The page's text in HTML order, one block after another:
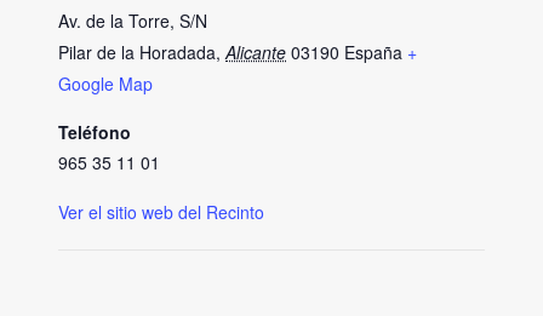
Av. de la Torre, S/N
Pilar de la Horadada, Alicante 03190 España +
Google Map
Teléfono
965 35 11 01
Ver el sitio web del Recinto